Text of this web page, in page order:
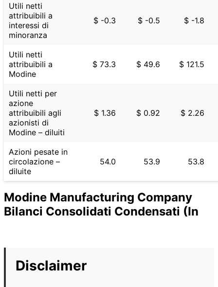
Utili netti
attribuibili a
interessi di
minoranza
$ -0.3 $ -0.5 $ -1.8
Utili netti
attribuibili a
Modine
$ 73.3 $ 49.6 $ 121.5
Utili netti per
azione
attribuibili agli
azionisti di
Modine – diluiti
$ 1.36 $ 0.92 $ 2.26
Azioni pesate in
circolazione –
diluite
54.0 53.9 53.8
Modine Manufacturing Company
Bilanci Consolidati Condensati (In
Disclaimer